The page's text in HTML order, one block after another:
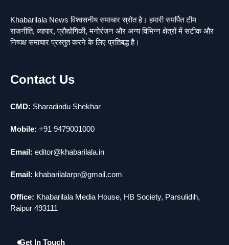
1
यमदूत बना डॉक्टर, 6 लोगों को रौंदा, 2 की मौत
news
लौट गई सांस
3 राजधानी में डबल मर्डर, 3 माह में 15 मर्डर
चीन में नए वायरस ने मचाई तबाही.. इमरजेंसी !
news
Khabarilala News विश्वसनीय समाचार स्रोत है। हमारी समर्पित टीम
राजनीति, व्यापार, प्रौद्योगिकी, मनोरंजन और अन्य विभिन्न क्षेत्रों में सटीक और
निष्पक्ष समाचार प्रस्तुत करने के लिए प्रतिबद्ध है।
Contact Us
CMD: Sharadindu Shekhar
Mobile: +91 9479001000
Email: editor@khabarilala.in
Email: khabarilalarpr@gmail.com
Office: Khabarilala Media House, HB Society, Parsulidih,
Raipur 493111
Get In Touch